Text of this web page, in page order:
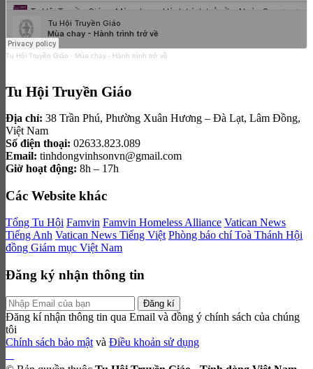
Tu Hội Truyền Giáo · Mùa chay - Hành trình trở về
Tu Hội Truyền Giáo
Địa chỉ: 38 Trần Phú, Phường Xuân Hương – Đà Lạt, Lâm Đồng,
Việt Nam
Số điện thoại: 02633.823.089
Email: tinhdongvinhsonvn@gmail.com
Giờ hoạt động: 8h – 17h
Các Website khác
Tổng Tu Hội Famvin Famvin Homeless Alliance Vatican News
Tiếng Anh Vatican News Tiếng Việt Phòng báo chí Toà Thánh Hội
đồng Giám mục Việt Nam
Đăng ký nhận thông tin
Đăng kí
Đăng kí nhận thông tin qua Email và đồng ý chính sách của chúng
tôi
Chính sách bảo mật và Điều khoản sử dụng